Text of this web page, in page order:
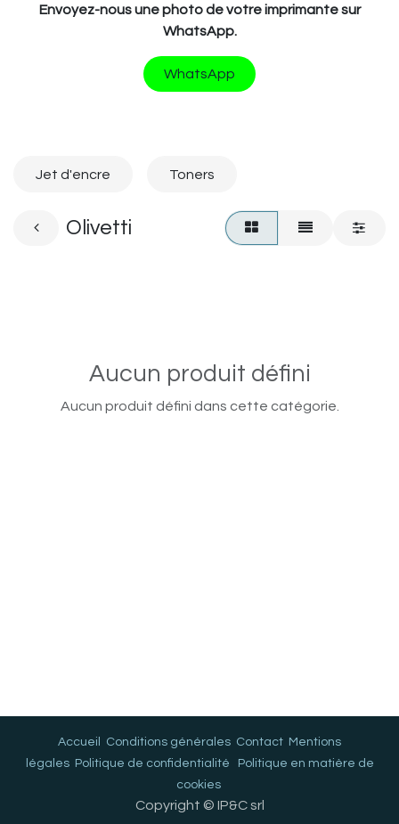
Envoyez-nous une photo de votre imprimante sur
WhatsApp.
WhatsApp
Jet d'encre Toners
Olivetti
Aucun produit défini
Aucun produit défini dans cette catégorie.
Accueil Conditions générales Contact Mentions
légales Politique de confidentialité
Politique en matière de
cookies
Copyright © IP&C srl